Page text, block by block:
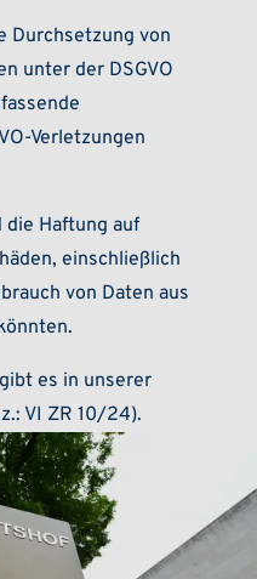
Durchsetzung von
unter der DSGVO
Verletzungen
Haftung auf
einschließlich
von Daten aus
es in unserer
VI ZR 10/24).